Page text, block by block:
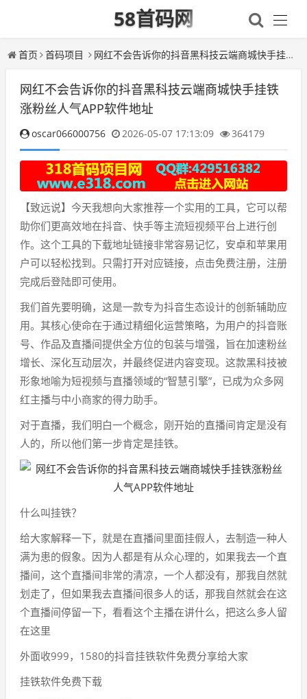
58首码网
首页 首码项目 网红不会告诉你的抖音黑科技云端商城快手挂铁涨粉丝人气APP软件地址
网红不会告诉你的抖音黑科技云端商城快手挂铁
涨粉丝人气APP软件地址
oscar066000756 2026-05-07 17:13:09 364179
【致远说】今天我想向大家推荐一个实用的工具，它可以帮
助你们更高效地在抖音、快手等主流短视频平台上进行创
作。这个工具的下载地址链接非常容易记忆，安卓和苹果用
户可以轻松找到。只需打开对应链接，点击免费注册，注册
完成后登陆即可使用。
我们首先要明确，这是一款专为抖音生态设计的创新辅助应
用。其核心使命在于通过精细化运营策略，为用户的抖音账
号、作品及直播间提供全方位的包装与增强，旨在加速粉丝
增长、深化互动层次，并最终促进内容变现。这款黑科技被
形象地喻为短视频与直播领域的“智慧引擎”，已成为众多网
红主播与中小商家的得力助手。
对于直播，我们明白一个概念，刚开始的直播间肯定是没有
人的，所以他们第一步肯定是挂铁。
什么叫挂铁？
给大家解释一下，就是在直播间里面挂假人，去制造一种人
满为患的假象。因为人都是有从众心理的，如果我去一个直
播间，这个直播间非常的清凉，一个人都没有，那我自然就
划走了，但如果我去直播间很多人的话，那我自然就会在这
个直播间停留一下，看看这个主播在讲什么，把这么多人留
在这里
外面收999，1580的抖音挂铁软件免费分享给大家
挂铁软件免费下载